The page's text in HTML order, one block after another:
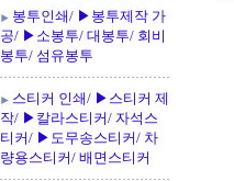
봉투인쇄/ ▶봉투제작 가
공/ ▶소봉투/ 대봉투/ 회비
봉투/ 섬유봉투
스티커 인쇄/ ▶스티커 제
작/ ▶칼라스티커/ 자석스
티커/ ▶도무송스티커/ 차
량용스티커/ 배면스티커